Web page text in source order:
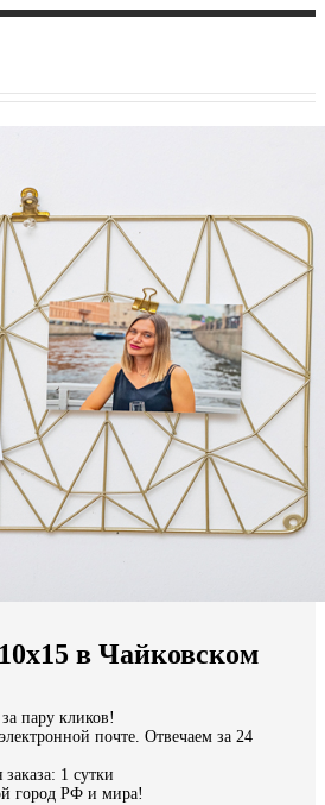
миру
в Чайковском
пару кликов!
почте. Отвечаем за 24
1 сутки
город РФ и мира!